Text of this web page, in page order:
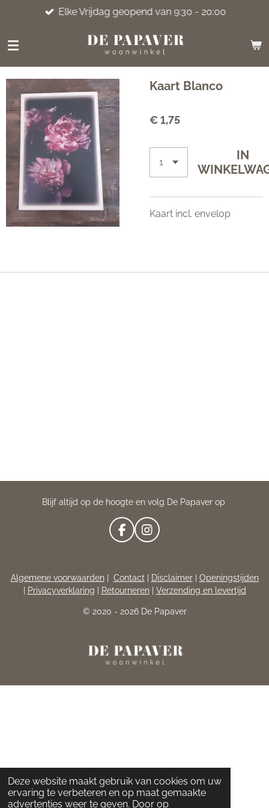
Deze website maakt gebruik van cookies om uw
ervaring te verbeteren en op maat gemaakte
advertenties weer te geven. Door op
naar
hoofdinhoud
Elke Vrijdag geopend van 9:30 - 20:00
Kaart Blanco
€ 1,75
IN
Kaart incl. envelop
Blijf altijd op de hoogte en volg De Papaver op
F
A
B
O
K
I
N
A
G
A
Algemene voorwaarden| Contact| Disclaimer| Openingstijden
Privacyverklaring Retourneren| Verzending en levertijd
© 2020 - 2026 De Papaver